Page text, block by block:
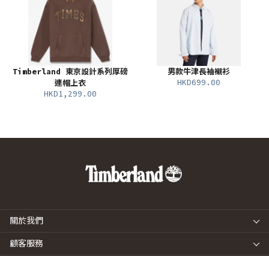
Timberland 東京設計系列厚磅
連帽上衣
HKD1,299.00
男款牛津長袖襯衫
HKD699.00
關於我們
顧客服務